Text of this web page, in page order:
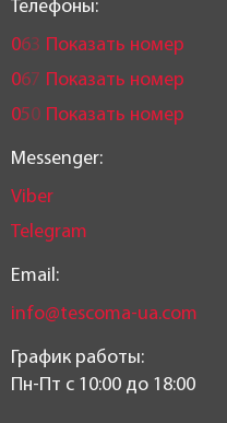
Телефоны:
063 Показать номер
067 Показать номер
050 Показать номер
Messenger:
Viber
Telegram
Email:
info@tescoma-ua.com
График работы:
Пн-Пт c 10:00 до 18:00